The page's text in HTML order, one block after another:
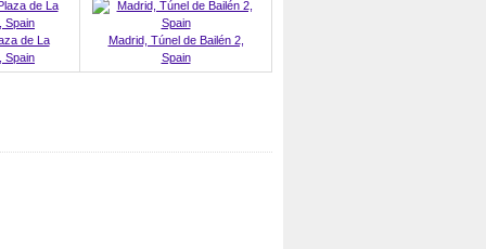
de La
Spain
Madrid, Túnel de Bailén 2,
Spain